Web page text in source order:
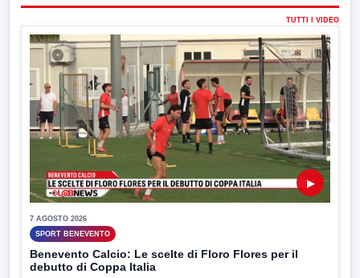
TUTTI I VIDEO
▶
7 AGOSTO 2026
SPORT BENEVENTO
Benevento Calcio: Le scelte di Floro Flores per il
debutto di Coppa Italia